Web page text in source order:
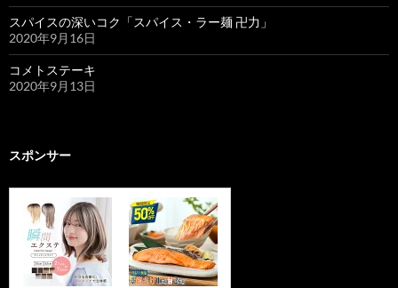
スパイスの深いコク「スパイス・ラー麺 卍力」
2020年9月16日
コメトステーキ
2020年9月13日
スポンサー